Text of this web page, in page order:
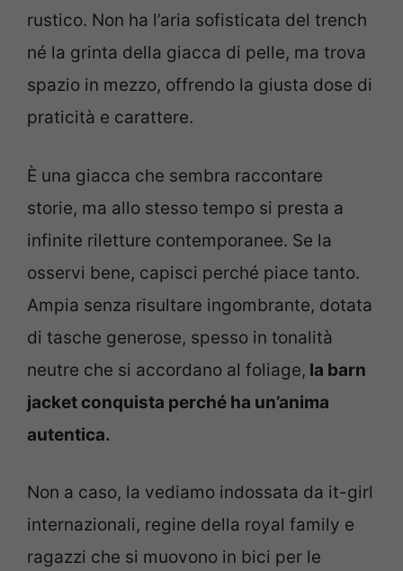
rustico. Non ha l’aria sofisticata del trench
né la grinta della giacca di pelle, ma trova
spazio in mezzo, offrendo la giusta dose di
praticità e carattere.
È una giacca che sembra raccontare
storie, ma allo stesso tempo si presta a
infinite riletture contemporanee. Se la
osservi bene, capisci perché piace tanto.
Ampia senza risultare ingombrante, dotata
di tasche generose, spesso in tonalità
neutre che si accordano al foliage, la barn
jacket conquista perché ha un’anima
autentica.
Non a caso, la vediamo indossata da it-girl
internazionali, regine della royal family e
ragazzi che si muovono in bici per le